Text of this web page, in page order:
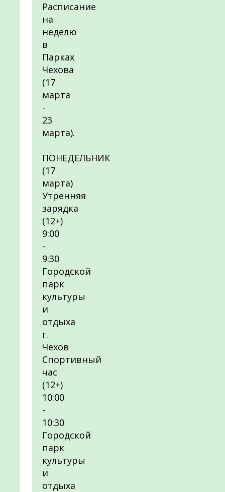
Расписание
на
неделю
в
Парках
Чехова
(17
марта
-
23
марта).
ПОНЕДЕЛЬНИК
(17
марта)
Утренняя
зарядка
(12+)
9:00
-
9:30
Городской
парк
культуры
и
отдыха
г.
Чехов
Спортивный
час
(12+)
10:00
-
10:30
Городской
парк
культуры
и
отдыха